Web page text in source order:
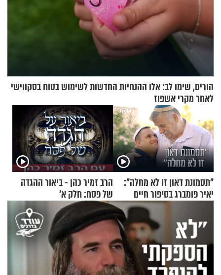
הורים, שימו לב: אלו ההנחיות החדשות לשימוש בטוח בסקווישי
לאחר מקרי אשפוז
"תסמונת דאון זו לא מחלה":
יאיר פומברג בסיפור חיים
הרב זמיר כהן - ביאור ההגדה
של פסח: חלק א’